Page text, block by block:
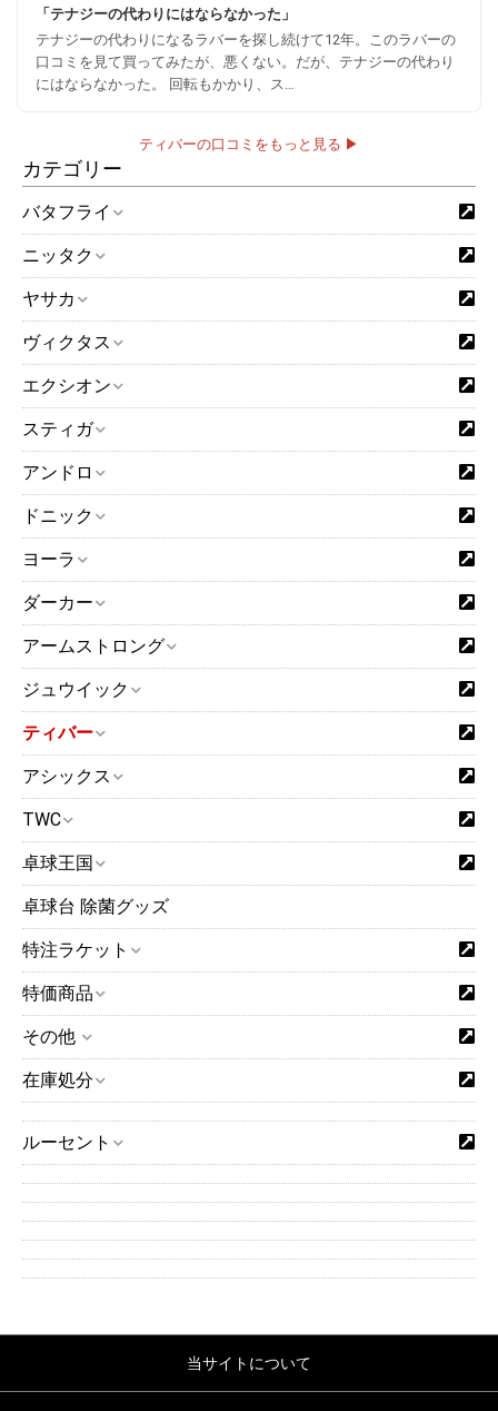
カテゴリー
バタフライ
ニッタク
ヤサカ
ヴィクタス
エクシオン
スティガ
アンドロ
ドニック
ヨーラ
ダーカー
アームストロング
ジュウイック
ティバー
アシックス
TWC
卓球王国
卓球台 除菌グッズ
特注ラケット
特価商品
その他
在庫処分
ルーセント
「テナジーの代わりにはならなかった」
テナジーの代わりになるラバーを探し続けて12年。このラバーの
口コミを見て買ってみたが、悪くない。だが、テナジーの代わり
にはならなかった。 回転もかかり、ス…
ティバーの口コミをもっと見る ▶
当サイトについて